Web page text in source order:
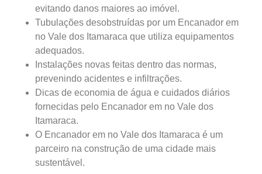
evitando danos maiores ao imóvel.
Tubulações desobstruídas por um Encanador em
no Vale dos Itamaraca que utiliza equipamentos
adequados.
Instalações novas feitas dentro das normas,
prevenindo acidentes e infiltrações.
Dicas de economia de água e cuidados diários
fornecidas pelo Encanador em no Vale dos
Itamaraca.
O Encanador em no Vale dos Itamaraca é um
parceiro na construção de uma cidade mais
sustentável.